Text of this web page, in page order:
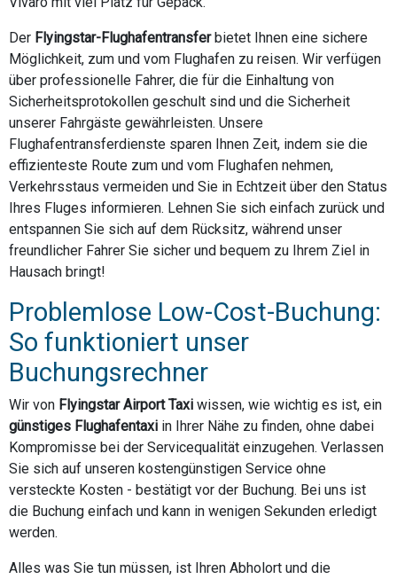
Der Flyingstar-Flughafentransferbietet Ihnen eine sichere
Möglichkeit, zum und vom Flughafen zu reisen. Wir verfügen
über professionelle Fahrer, die für die Einhaltung von
Sicherheitsprotokollen geschult sind und die Sicherheit
unserer Fahrgäste gewährleisten. Unsere
Flughafentransferdienste sparen Ihnen Zeit, indem sie die
effizienteste Route zum und vom Flughafen nehmen,
Verkehrsstaus vermeiden und Sie in Echtzeit über den Status
Ihres Fluges informieren. Lehnen Sie sich einfach zurück und
entspannen Sie sich auf dem Rücksitz, während unser
freundlicher Fahrer Sie sicher und bequem zu Ihrem Ziel in
Hausach bringt!
Problemlose Low-Cost-Buchung:
So funktioniert unser
Buchungsrechner
Wir von Flyingstar Airport Taxi wissen, wie wichtig es ist, ein
günstiges Flughafentaxi in Ihrer Nähe zu finden, ohne dabei
Kompromisse bei der Servicequalität einzugehen. Verlassen
Sie sich auf unseren kostengünstigen Service ohne
versteckte Kosten - bestätigt vor der Buchung. Bei uns ist
die Buchung einfach und kann in wenigen Sekunden erledigt
werden.
Alles was Sie tun müssen, ist Ihren Abholort und die